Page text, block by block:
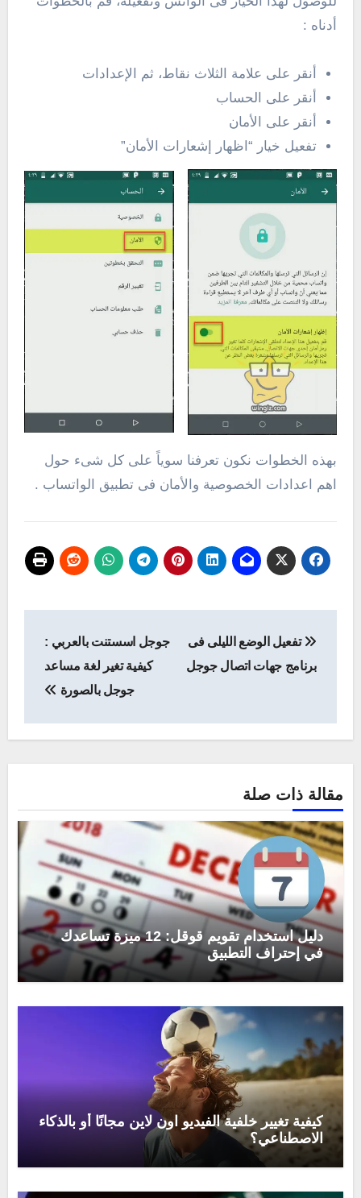
أدناه :
أنقر على علامة الثلاث نقاط، ثم الإعدادات
أنقر على الحساب
أنقر على الأمان
تفعيل خيار “اظهار إشعارات الأمان”
بهذه الخطوات نكون تعرفنا سوياً على كل شىء حول
اهم اعدادات الخصوصية والأمان فى تطبيق الواتساب .
المقالات
تفعيل الوضع الليلى فى
برنامج جهات اتصال جوجل
جوجل اسستنت بالعربي :
كيفية تغير لغة مساعد
جوجل بالصورة
مقالة ذات صلة
دليل استخدام تقويم قوقل: 12 ميزة تساعدك
في إحتراف التطبيق
كيفية تغيير خلفية الفيديو اون لاين مجانًا أو بالذكاء
الاصطناعي؟